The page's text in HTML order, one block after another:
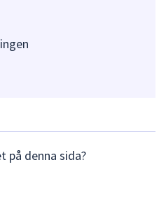
på denna sida?